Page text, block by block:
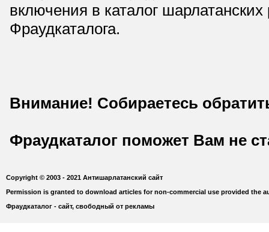
включения в каталог
Фраудкаталога.
Внимание! Собираетесь
Фраудкаталог поможет Вам не
Copyright © 2003 - 2021 Антишарлатанский сайт
Permission is granted to download articles for non-commercial use provided the
Фраудкаталог - сайт, свободный от рекламы